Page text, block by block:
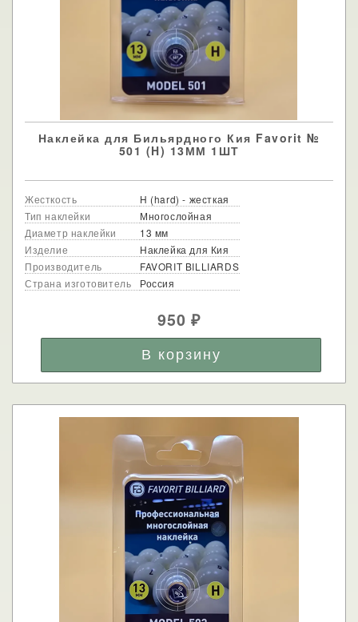
Наклейка для Бильярдного Кия Favorit №
501 (H) 13ММ 1ШТ
Жесткость
H (hard) - жесткая
Тип наклейки
Многослойная
Диаметр наклейки
13 мм
Изделие
Наклейка для Кия
Производитель
FAVORIT BILLIARDS
Страна изготовитель
Россия
950₽